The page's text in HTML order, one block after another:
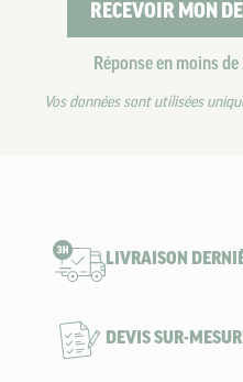
RECEVOIR MON
Réponse en moins
Vos données sont utilisées
LIVRAISON
DEVIS SUR-